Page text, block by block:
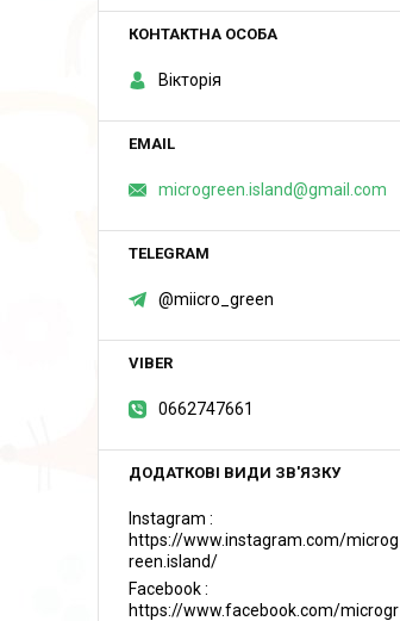
Вікторія
microgreen.island@gmail.com
@miicro_green
0662747661
Instagram
https://www.instagram.com/microg
reen.island/
Facebook
https://www.facebook.com/microgr